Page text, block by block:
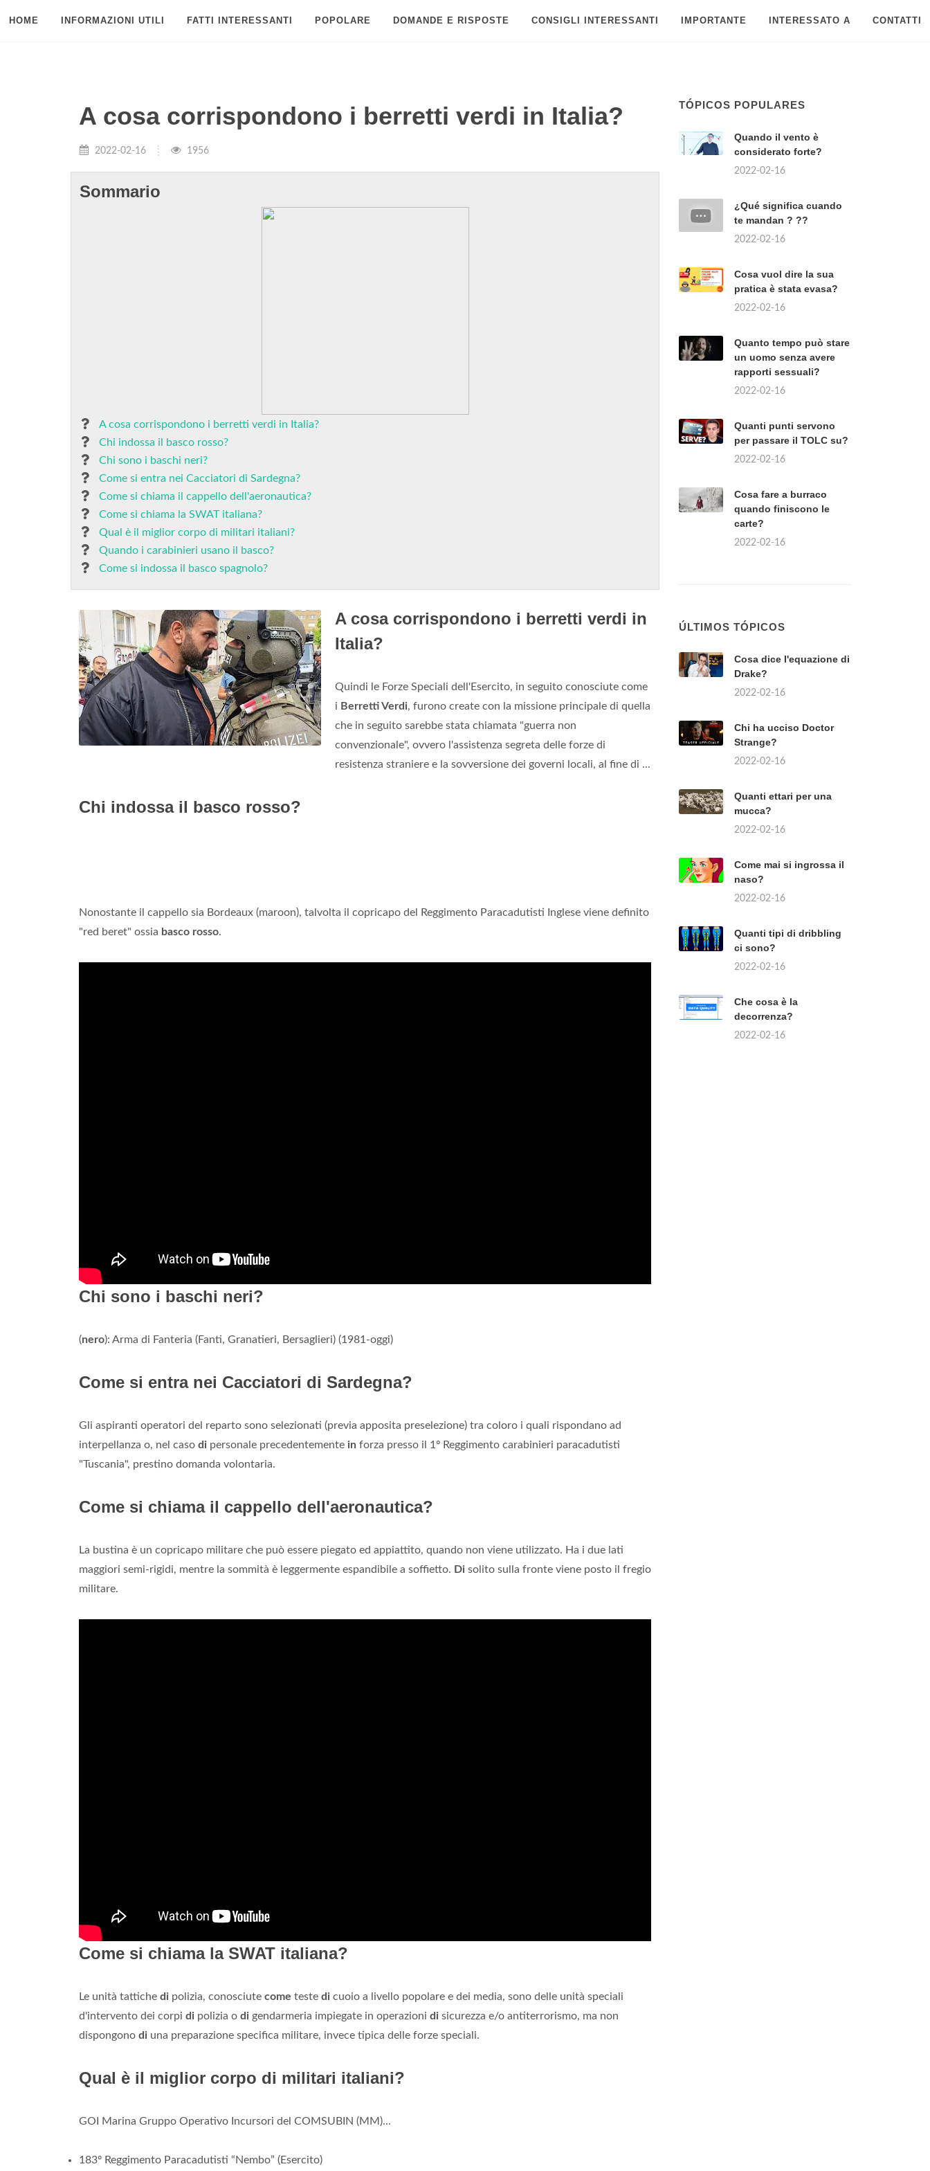
HOME INFORMAZIONI UTILI FATTI INTERESSANTI POPOLARE DOMANDE E RISPOSTE CONSIGLI INTERESSANTI IMPORTANTE INTERESSATO A CONTATTI
A cosa corrispondono i berretti verdi in Italia?
2022-02-16 1956
Sommario
A cosa corrispondono i berretti verdi in Italia?
Chi indossa il basco rosso?
Chi sono i baschi neri?
Come si entra nei Cacciatori di Sardegna?
Come si chiama il cappello dell'aeronautica?
Come si chiama la SWAT italiana?
Qual è il miglior corpo di militari italiani?
Quando i carabinieri usano il basco?
Come si indossa il basco spagnolo?
A cosa corrispondono i berretti verdi in
Italia?
Quindi le Forze Speciali dell'Esercito, in seguito conosciute come
i Berretti Verdi, furono create con la missione principale di quella
che in seguito sarebbe stata chiamata "guerra non
convenzionale", ovvero l'assistenza segreta delle forze di
resistenza straniere e la sovversione dei governi locali, al fine di ...
Chi indossa il basco rosso?
Nonostante il cappello sia Bordeaux (maroon), talvolta il copricapo del Reggimento Paracadutisti Inglese viene definito
"red beret" ossia basco rosso.
Chi sono i baschi neri?
(nero): Arma di Fanteria (Fanti, Granatieri, Bersaglieri) (1981-oggi)
Come si entra nei Cacciatori di Sardegna?
Gli aspiranti operatori del reparto sono selezionati (previa apposita preselezione) tra coloro i quali rispondano ad
interpellanza o, nel caso di personale precedentemente in forza presso il 1º Reggimento carabinieri paracadutisti
"Tuscania", prestino domanda volontaria.
Come si chiama il cappello dell'aeronautica?
La bustina è un copricapo militare che può essere piegato ed appiattito, quando non viene utilizzato. Ha i due lati
maggiori semi-rigidi, mentre la sommità è leggermente espandibile a soffietto. Di solito sulla fronte viene posto il fregio
militare.
Come si chiama la SWAT italiana?
Le unità tattiche di polizia, conosciute come teste di cuoio a livello popolare e dei media, sono delle unità speciali
d'intervento dei corpi di polizia o di gendarmeria impiegate in operazioni di sicurezza e/o antiterrorismo, ma non
dispongono di una preparazione specifica militare, invece tipica delle forze speciali.
Qual è il miglior corpo di militari italiani?
GOI Marina Gruppo Operativo Incursori del COMSUBIN (MM)...
183º Reggimento Paracadutisti “Nembo” (Esercito)
TÓPICOS POPULARES
Quando il vento è
considerato forte?
2022-02-16
¿Qué significa cuando
te mandan ? ??
2022-02-16
Cosa vuol dire la sua
pratica è stata evasa?
2022-02-16
Quanto tempo può stare
un uomo senza avere
rapporti sessuali?
2022-02-16
Quanti punti servono
per passare il TOLC su?
2022-02-16
Cosa fare a burraco
quando finiscono le
carte?
2022-02-16
ÚLTIMOS TÓPICOS
Cosa dice l'equazione di
Drake?
2022-02-16
Chi ha ucciso Doctor
Strange?
2022-02-16
Quanti ettari per una
mucca?
2022-02-16
Come mai si ingrossa il
naso?
2022-02-16
Quanti tipi di dribbling
ci sono?
2022-02-16
Che cosa è la
decorrenza?
2022-02-16